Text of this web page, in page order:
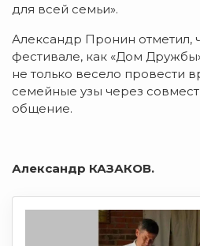
для всей семьи».
Александр Пронин отметил,
фестивале, как «Дом
не только весело провести
семейные узы через
общение.
Александр КАЗАКОВ.